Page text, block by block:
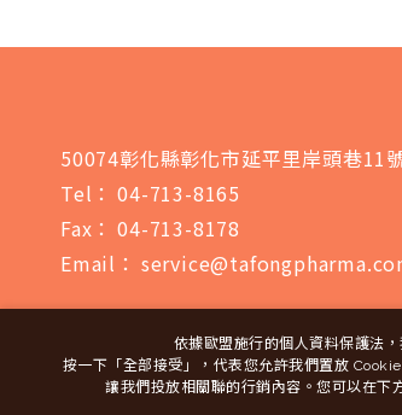
50074彰化縣彰化市延平里岸頭巷11
Tel： 04-713-8165
Fax： 04-713-8178
Email：
依據歐盟施行的個人資料保護法
按一下「全部接受」，代表您允許我們置放
讓我們投放相關聯的行銷內容。您可以在下